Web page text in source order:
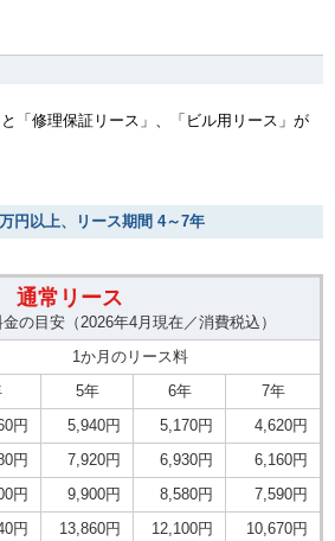
「修理保証リース」、「ビル用リース」が
円以上、リース期間 4～7年
通常リース
の目安（2026年4月現在／消費税込）
1か月のリース料
5年 6年
7年
円 5,940円 5,170円
4,620円
円 7,920円 6,930円
6,160円
円 9,900円 8,580円
7,590円
円 13,860円 12,100円
10,670円